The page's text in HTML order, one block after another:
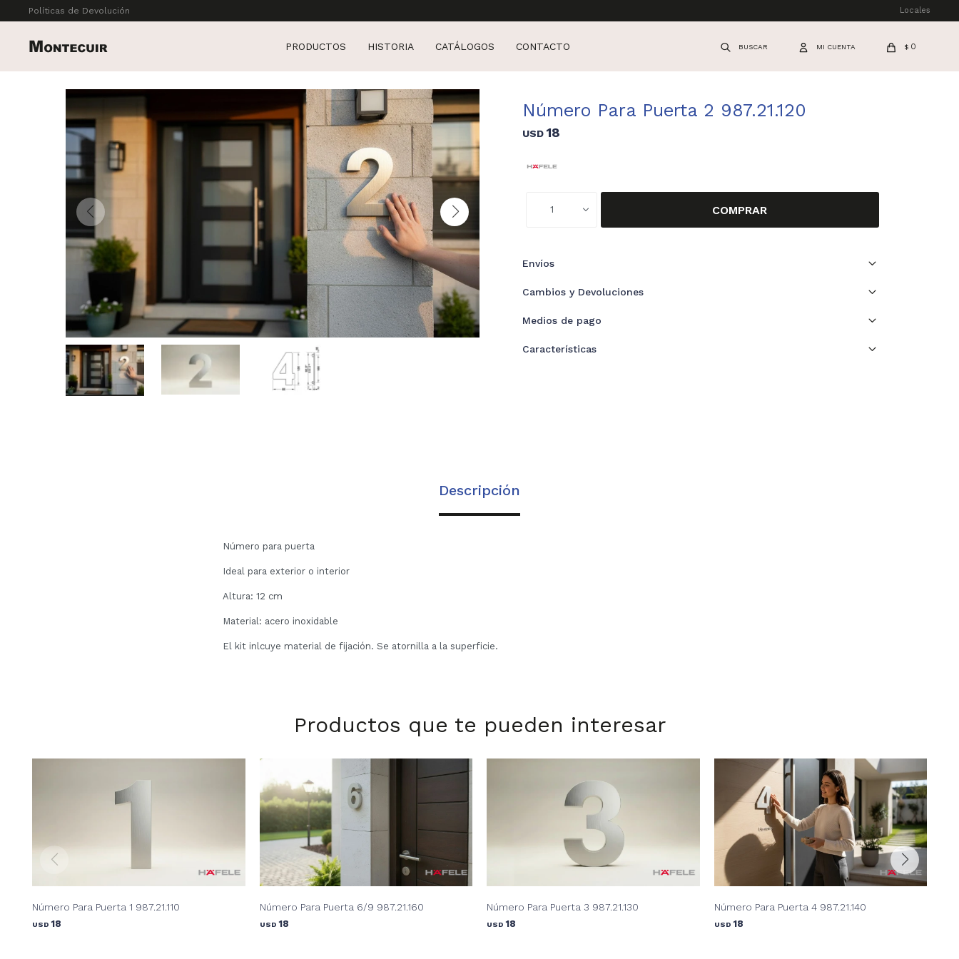
PRODUCTOS HISTORIA CATÁLOGOS CONTACTO $ 0
Políticas de Devolución Locales
Número Para Puerta 2 987.21.120
USD 18
1 COMPRAR
Envíos
Cambios y Devoluciones
Medios de pago
Características
Descripción
Número para puerta
Ideal para exterior o interior
Altura: 12 cm
Material: acero inoxidable
El kit inlcuye material de fijación. Se atornilla a la superficie.
Productos que te pueden interesar
Número Para Puerta 1 987.21.110
USD 18
Número Para Puerta 6/9 987.21.160
USD 18
Número Para Puerta 3 987.21.130
USD 18
Número Para Puerta 4 987.21.140
USD 18